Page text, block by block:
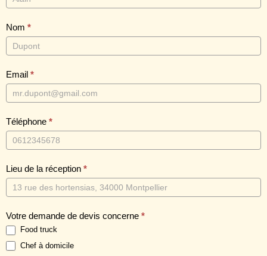
iNom *
Email *
Téléphone *
Lieu de la réception *
Votre demande de devis concerne *
Food truck
Chef à domicile